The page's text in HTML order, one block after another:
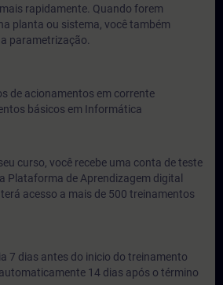
rapidamente. Quando forem
planta ou sistema, você também
parametrização.
de acionamentos em corrente
básicos em Informática
curso, você recebe uma conta de teste
Plataforma de Aprendizagem digital
acesso a mais de 500 treinamentos
7 dias antes do inicio do treinamento
14 dias após o término